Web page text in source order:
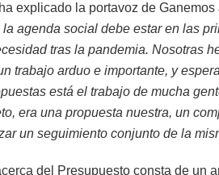
explicado la portavoz de
agenda social debe estar en las
tras la pandemia. Nosotras
trabajo arduo e importante, y
está el trabajo de mucha
era una propuesta nuestra, un
un seguimiento conjunto de la
del Presupuesto consta de un